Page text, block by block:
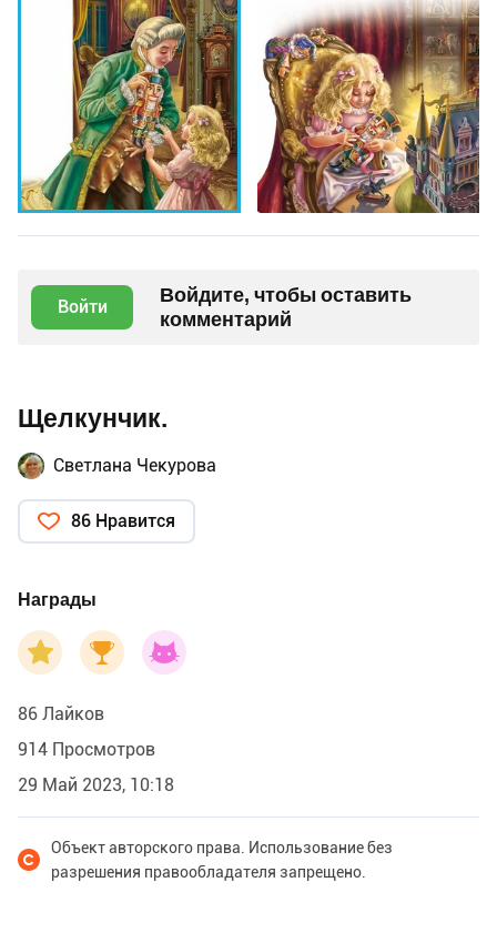
Войти
Войдите, чтобы оставить
комментарий
Щелкунчик.
Светлана Чекурова
86 Нравится
Награды
86 Лайков
914 Просмотров
29 Май 2023, 10:18
Объект авторского права. Использование без
разрешения правообладателя запрещено.